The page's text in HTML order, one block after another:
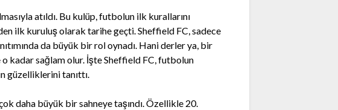
atıldı. Bu kulüp, futbolun ilk kurallarını
ilk kuruluş olarak tarihe geçti. Sheffield FC, sadece
da büyük bir rol oynadı. Hani derler ya, bir
kadar sağlam olur. İşte Sheffield FC, futbolun
güzelliklerini tanıttı.
daha büyük bir sahneye taşındı. Özellikle 20.